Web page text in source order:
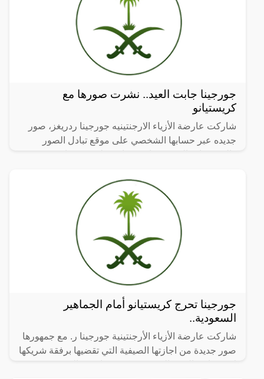
جورجينا جابت العيد.. نشرت صورها مع
كريستيانو
شاركت عارضة الأزياء الارجنتينيه جورجينا ردريغز، صور
جديده عبر حسابها الشخصي على موقع تبادل الصور
جورجينا تحرج كريستيانو أمام الجماهير
السعودية..
شاركت عارضة الأزياء الأرجنتينية جورجينا ر. مع جمهورها
صور جديدة من اجازتها الصيفية التي تقضيها برفقة شريكها